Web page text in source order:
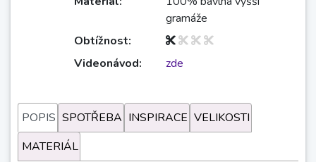
gramáže
Obtížnost:
Videonávod:
zde
POPIS SPOTŘEBA INSPIRACE VELIKOSTI
MATERIÁL